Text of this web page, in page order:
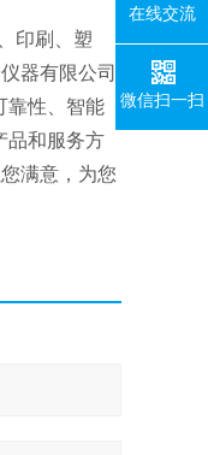
印刷、塑
器有限公司
靠性、智能
品和服务方
满意，为您
在线交流
微信扫一扫